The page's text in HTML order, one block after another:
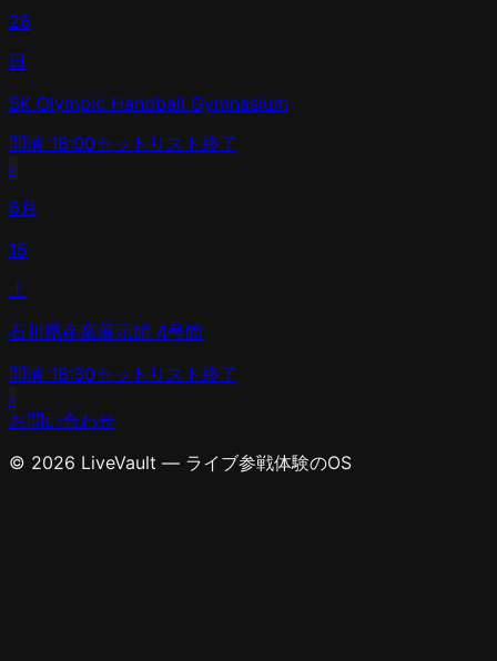
26
日
SK Olympic Handball Gymnasium
開演 18:00セットリスト 終了
›
6月
15
土
石川県産業展示館 4号館
開演 18:30セットリスト 終了
›
お問い合わせ
© 2026 LiveVault — ライブ参戦体験のOS